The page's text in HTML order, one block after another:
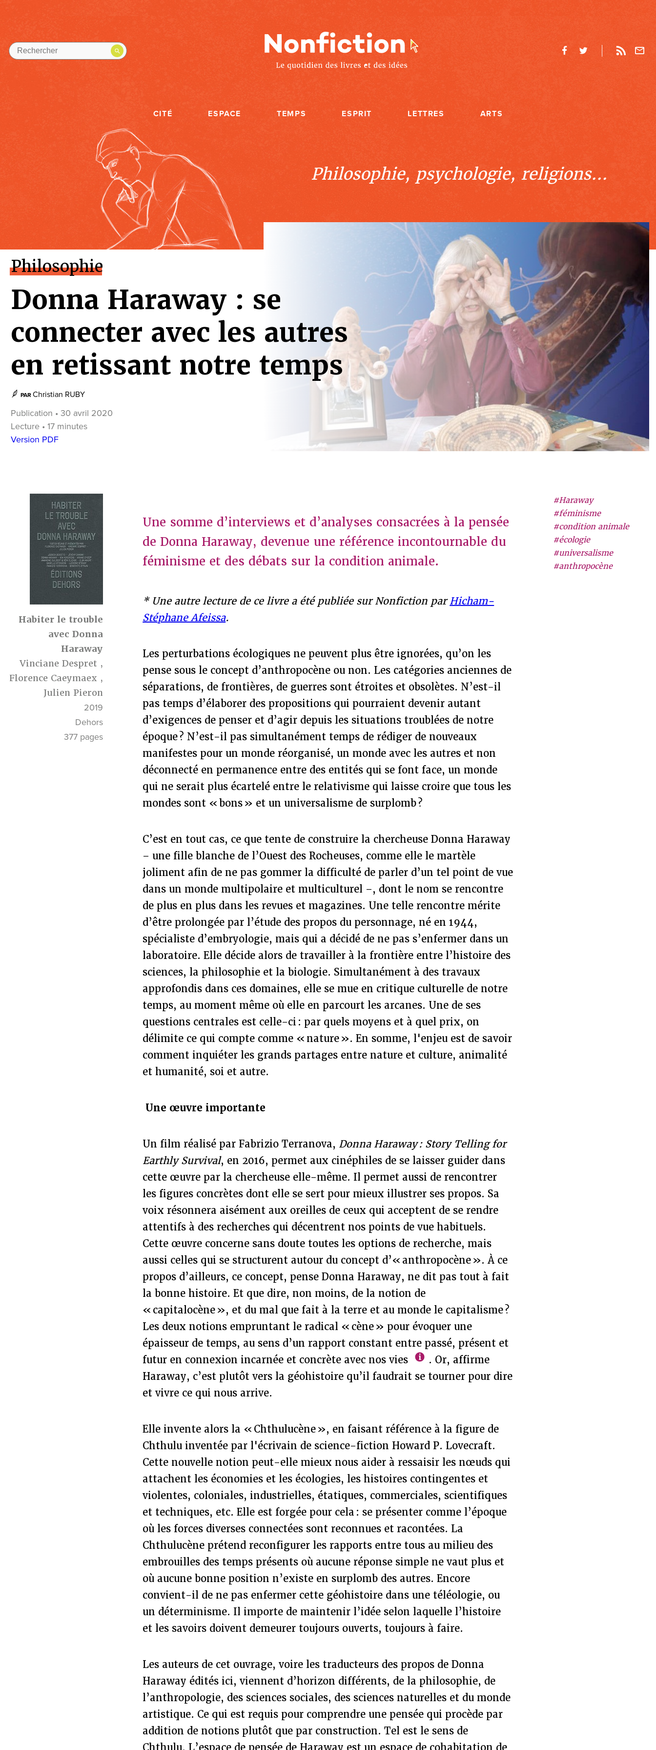
CITÉ ESPACE TEMPS ESPRIT LETTRES ARTS
Philosophie, psychologie, religions...
Philosophie
Donna Haraway : se
connecter avec les autres
en retissant notre temps
PAR Christian RUBY
Publication • 30 avril 2020
Lecture • 17 minutes
Version PDF
Habiter le trouble
avec Donna
Haraway
Vinciane Despret ,
Florence Caeymaex ,
Julien Pieron
2019
Dehors
377 pages
#Haraway
#féminisme
#condition animale
#écologie
#universalisme
#anthropocène
Une somme d’interviews et d’analyses consacrées à la pensée
de Donna Haraway, devenue une référence incontournable du
féminisme et des débats sur la condition animale.
* Une autre lecture de ce livre a été publiée sur Nonfiction parHicham-
Stéphane Afeissa.
Les perturbations écologiques ne peuvent plus être ignorées, qu’on les
pense sous le concept d’anthropocène ou non. Les catégories anciennes de
séparations, de frontières, de guerres sont étroites et obsolètes. N’est-il
pas temps d’élaborer des propositions qui pourraient devenir autant
d’exigences de penser et d’agir depuis les situations troublées de notre
époque ? N’est-il pas simultanément temps de rédiger de nouveaux
manifestes pour un monde réorganisé, un monde avec les autres et non
déconnecté en permanence entre des entités qui se font face, un monde
qui ne serait plus écartelé entre le relativisme qui laisse croire que tous les
mondes sont « bons » et un universalisme de surplomb ?
C’est en tout cas, ce que tente de construire la chercheuse Donna Haraway
– une fille blanche de l’Ouest des Rocheuses, comme elle le martèle
joliment afin de ne pas gommer la difficulté de parler d’un tel point de vue
dans un monde multipolaire et multiculturel –, dont le nom se rencontre
de plus en plus dans les revues et magazines. Une telle rencontre mérite
d’être prolongée par l’étude des propos du personnage, né en 1944,
spécialiste d’embryologie, mais qui a décidé de ne pas s’enfermer dans un
laboratoire. Elle décide alors de travailler à la frontière entre l’histoire des
sciences, la philosophie et la biologie. Simultanément à des travaux
approfondis dans ces domaines, elle se mue en critique culturelle de notre
temps, au moment même où elle en parcourt les arcanes. Une de ses
questions centrales est celle-ci : par quels moyens et à quel prix, on
délimite ce qui compte comme « nature ». En somme, l'enjeu est de savoir
comment inquiéter les grands partages entre nature et culture, animalité
et humanité, soi et autre.
Une œuvre importante
Un film réalisé par Fabrizio Terranova, Donna Haraway : Story Telling for
Earthly Survival, en 2016, permet aux cinéphiles de se laisser guider dans
cette œuvre par la chercheuse elle-même. Il permet aussi de rencontrer
les figures concrètes dont elle se sert pour mieux illustrer ses propos. Sa
voix résonnera aisément aux oreilles de ceux qui acceptent de se rendre
attentifs à des recherches qui décentrent nos points de vue habituels.
Cette œuvre concerne sans doute toutes les options de recherche, mais
aussi celles qui se structurent autour du concept d’« anthropocène ». À ce
propos d’ailleurs, ce concept, pense Donna Haraway, ne dit pas tout à fait
la bonne histoire. Et que dire, non moins, de la notion de
« capitalocène », et du mal que fait à la terre et au monde le capitalisme ?
Les deux notions empruntant le radical « cène » pour évoquer une
épaisseur de temps, au sens d’un rapport constant entre passé, présent et
futur en connexion incarnée et concrète avec nos vies
. Or, affirme
Haraway, c’est plutôt vers la géohistoire qu’il faudrait se tourner pour dire
et vivre ce qui nous arrive.
Elle invente alors la « Chthulucène », en faisant référence à la figure de
Chthulu inventée par l'écrivain de science-fiction Howard P. Lovecraft.
Cette nouvelle notion peut-elle mieux nous aider à ressaisir les nœuds qui
attachent les économies et les écologies, les histoires contingentes et
violentes, coloniales, industrielles, étatiques, commerciales, scientifiques
et techniques, etc. Elle est forgée pour cela : se présenter comme l’époque
où les forces diverses connectées sont reconnues et racontées. La
Chthulucène prétend reconfigurer les rapports entre tous au milieu des
embrouilles des temps présents où aucune réponse simple ne vaut plus et
où aucune bonne position n’existe en surplomb des autres. Encore
convient-il de ne pas enfermer cette géohistoire dans une téléologie, ou
un déterminisme. Il importe de maintenir l’idée selon laquelle l’histoire
et les savoirs doivent demeurer toujours ouverts, toujours à faire.
Les auteurs de cet ouvrage, voire les traducteurs des propos de Donna
Haraway édités ici, viennent d’horizon différents, de la philosophie, de
l’anthropologie, des sciences sociales, des sciences naturelles et du monde
artistique. Ce qui est requis pour comprendre une pensée qui procède par
addition de notions plutôt que par construction. Tel est le sens de